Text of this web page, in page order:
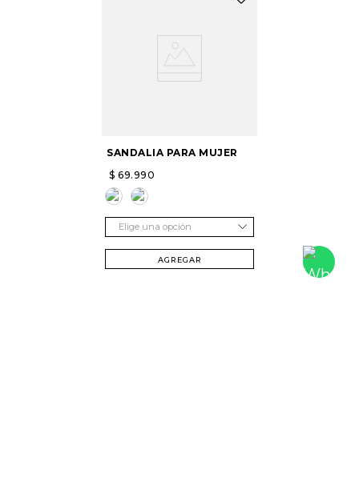
SANDALIA PARA MUJER
$ 69.990
Elige una opción
AGREGAR